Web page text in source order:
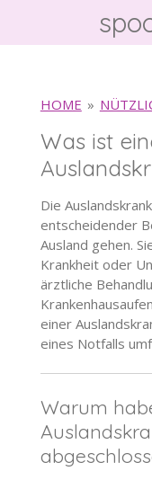
HOME »
Was ist
Die
entscheidender
Ausland gehen.
Krankheit oder
ärztliche
einer
eines Notfalls
Warum